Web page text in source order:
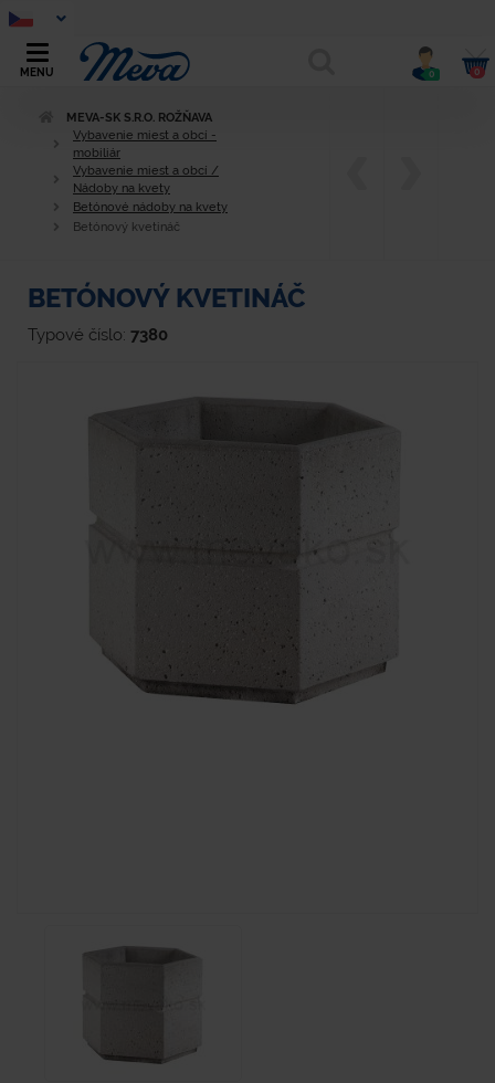
MENU 0 0
MEVA-SK S.R.O. ROŽŇAVA
Vybavenie miest a obcí -
mobiliár
Vybavenie miest a obcí /
Nádoby na kvety
Betónové nádoby na kvety
Betónový kvetináč
BETÓNOVÝ KVETINÁČ
Typové číslo: 7380